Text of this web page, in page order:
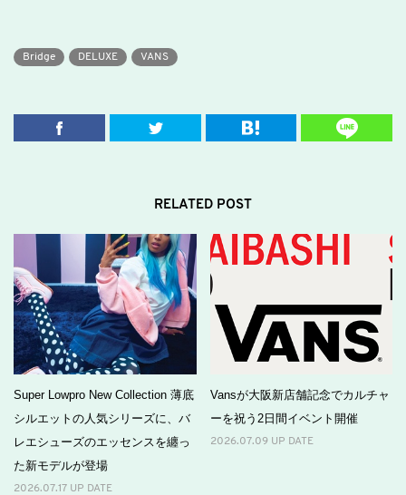
Bridge DELUXE VANS
RELATED POST
Super Lowpro New Collection 薄底
シルエットの人気シリーズに、バ
レエシューズのエッセンスを纏っ
た新モデルが登場
2026.07.17 UP DATE
Vansが大阪新店舗記念でカルチャ
ーを祝う2日間イベント開催
2026.07.09 UP DATE